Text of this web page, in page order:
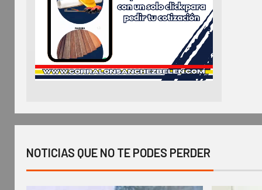
NOTICIAS QUE NO TE PODES PERDER